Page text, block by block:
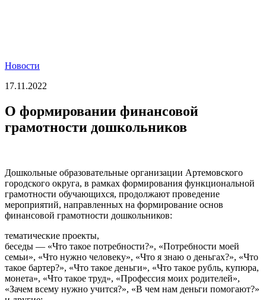
Новости
17.11.2022
О формировании финансовой
грамотности дошкольников
Дошкольные образовательные организации Артемовского
городского округа, в рамках формирования функциональной
грамотности обучающихся, продолжают проведение
мероприятий, направленных на формирование основ
финансовой грамотности дошкольников:
тематические проекты,
беседы — «Что такое потребности?», «Потребности моей
семьи», «Что нужно человеку», «Что я знаю о деньгах?», «Что
такое бартер?», «Что такое деньги», «Что такое рубль, купюра,
монета», «Что такое труд», «Профессия моих родителей»,
«Зачем всему нужно учится?», «В чем нам деньги помогают?»